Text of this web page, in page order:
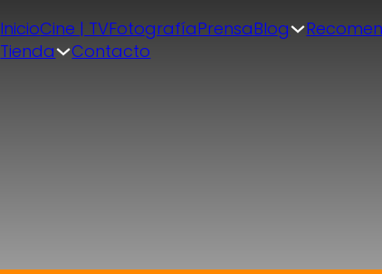
InicioCine | TVFotografíaPrensaBlog
Tienda
Contacto